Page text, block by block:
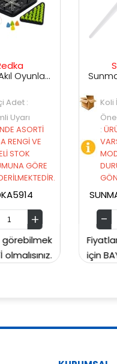
Sunman
Koli İçi Adet :
Önemli Uyarı
: ÜRÜNDE ASORTİ
VARSA RENGİ VE
MODELİ STOK
DURUMUNA GÖRE
GÖNDERİLMEKTEDİR.
SUNMAN00006049
görebilmek
BAYİ olmalısınız.